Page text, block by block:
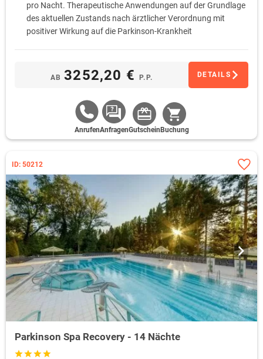
pro Nacht. Therapeutische Anwendungen auf der Grundlage
des aktuellen Zustands nach ärztlicher Verordnung mit
positiver Wirkung auf die Parkinson-Krankheit
Physiotherapie, usw.
Diät in Form des nutrazeutischen Moduls*
AB 3252,20 €P.P. DETAILS
AnrufenAnfragenGutschein Buchung
ID: 50212
Parkinson Spa Recovery - 14 Nächte